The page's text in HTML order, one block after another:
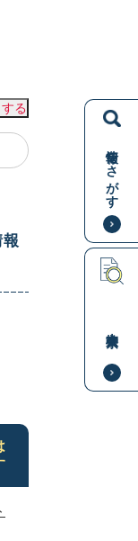
情報をさがす
る